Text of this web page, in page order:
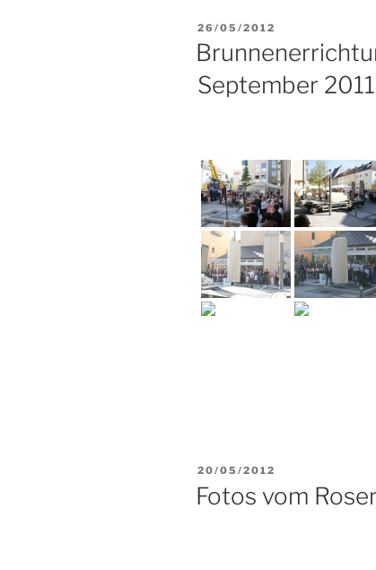
VERÖFFENTLICHT
AM
26/05/2012
September 2011
VERÖFFENTLICHT
20/05/2012
Fotos vom